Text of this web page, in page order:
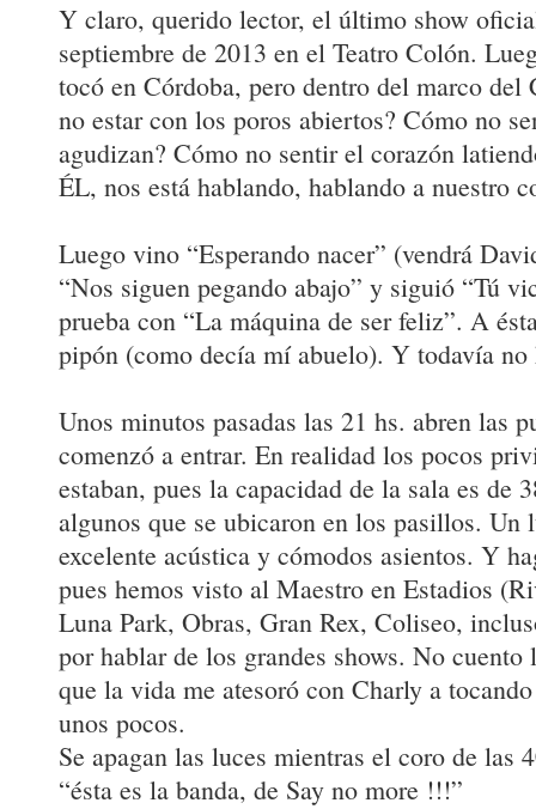
Y claro, querido lector, el último show
septiembre de 2013 en el Teatro Colón.
tocó en Córdoba, pero dentro del marco del
no estar con los poros abiertos? Cómo no
agudizan? Cómo no sentir el corazón
ÉL, nos está hablando, hablando a nuestro
Luego vino “Esperando nacer” (vendrá
“Nos siguen pegando abajo” y siguió “Tú
prueba con “La máquina de ser feliz”. A
pipón (como decía mí abuelo). Y todavía
Unos minutos pasadas las 21 hs. abren las
comenzó a entrar. En realidad los pocos
estaban, pues la capacidad de la sala es de
algunos que se ubicaron en los pasillos.
excelente acústica y cómodos asientos. Y
pues hemos visto al Maestro en Estadios
Luna Park, Obras, Gran Rex, Coliseo,
por hablar de los grandes shows. No cuento
que la vida me atesoró con Charly a
unos pocos.
Se apagan las luces mientras el coro de las
“ésta es la banda, de Say no more !!!”